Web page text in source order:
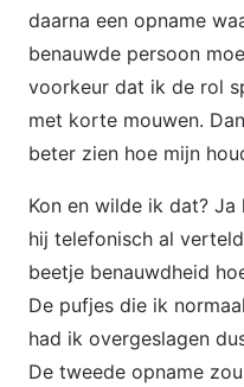
daarna een opname
benauwde persoon
voorkeur dat ik de rol
met korte mouwen.
beter zien hoe mijn
Kon en wilde ik dat?
hij telefonisch al
beetje benauwdheid
De pufjes die ik
had ik overgeslagen
De tweede opname